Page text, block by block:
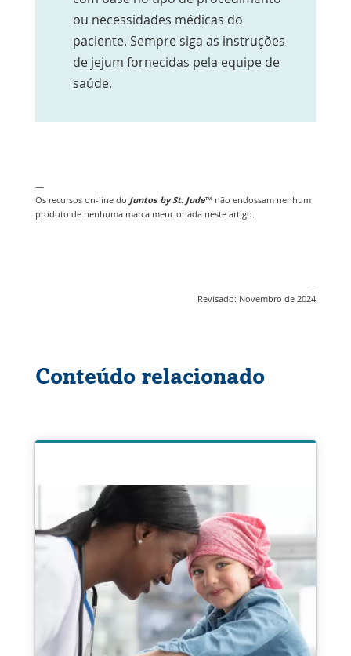
ou necessidades médicas do
paciente. Sempre siga as instruções
de jejum fornecidas pela equipe de
saúde.
—
Os recursos on-line do Juntos by St. Jude™ não endossam nenhum
produto de nenhuma marca mencionada neste artigo.
—
Revisado: Novembro de 2024
Conteúdo relacionado